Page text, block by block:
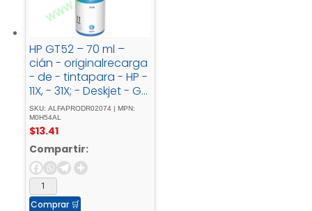
HP GT52 – 70 ml –
cián - originalrecarga
- de - tintapara - HP -
11X, - 31X; - Deskjet - GT
- 58XX; - Smart - Tank
- 500, - 51X, - 530, -
6001, - 615, - 70XX, -
73XX, - 76XX
SKU: ALFAPRODR02074 | MPN:
M0H54AL
$13.41
Compartir:
Comprar 🛒